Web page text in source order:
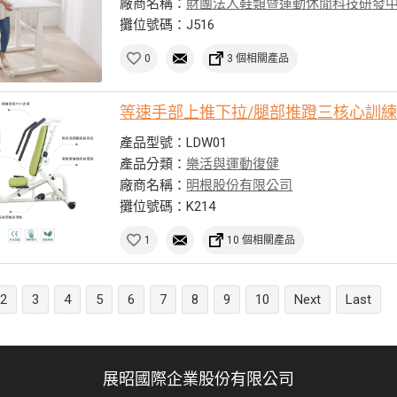
廠商名稱： 財團法人鞋類暨運動休閒科技研發
攤位號碼：J516
0 3 個相關產品
等速手部上推下拉/腿部推蹬三核心訓練
產品型號：LDW01
產品分類：樂活與運動復健
廠商名稱： 明根股份有限公司
攤位號碼：K214
1 10 個相關產品
2 3 4 5 6 7 8 9 10 Next Last
展昭國際企業股份有限公司